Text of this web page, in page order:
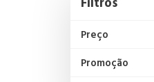
Preço
Promoção